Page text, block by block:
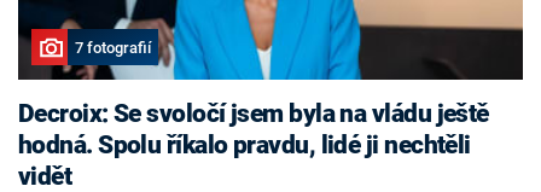
7 fotografií
Decroix: Se svoločí jsem byla na vládu ještě
hodná. Spolu říkalo pravdu, lidé ji nechtěli
vidět